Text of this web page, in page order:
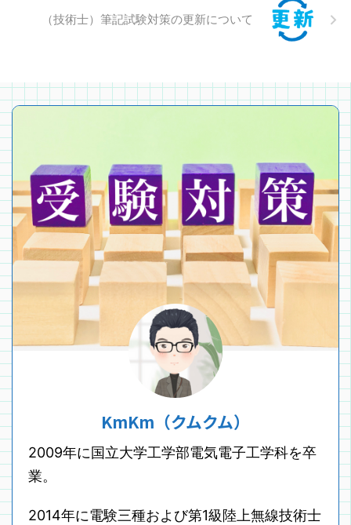
（技術士）筆記試験対策の更新について
KmKm（クムクム）
2009年に国立大学工学部電気電子工学科を卒
業。
2014年に電験三種および第1級陸上無線技術士